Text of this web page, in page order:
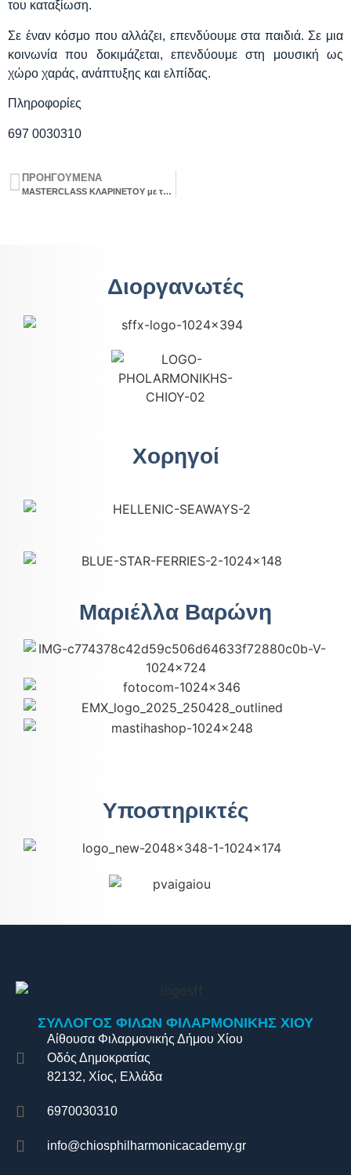
του καταξίωση.
Σε έναν κόσμο που αλλάζει, επενδύουμε στα παιδιά. Σε μια
κοινωνία που δοκιμάζεται, επενδύουμε στη μουσική ως
χώρο χαράς, ανάπτυξης και ελπίδας.
Πληροφορίες
697 0030310
ΠΡΟΗΓΟΥΜΕΝΑ
MASTERCLASS ΚΛΑΡΙΝΕΤΟΥ με τον Antonio Capolupo
Διοργανωτές
Χορηγοί
Μαριέλλα Βαρώνη
Υποστηρικτές
ΣΥΛΛΟΓΟΣ ΦΙΛΩΝ ΦΙΛΑΡΜΟΝΙΚΗΣ ΧΙΟΥ
Αίθουσα Φιλαρμονικής Δήμου Χίου
Οδός Δημοκρατίας
82132, Χίος, Ελλάδα
6970030310
info@chiosphilharmonicacademy.gr